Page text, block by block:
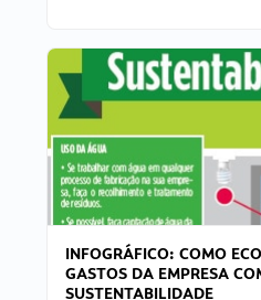
INFOGRÁFICO: COMO
GASTOS DA EMPRESA
SUSTENTABILIDADE